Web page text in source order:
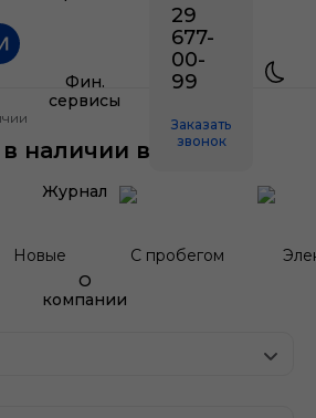
Фин.
сервисы
Журнал
О
компании
29
677-
00-
99
Заказать
звонок
наличии в Минске
Новые С пробегом